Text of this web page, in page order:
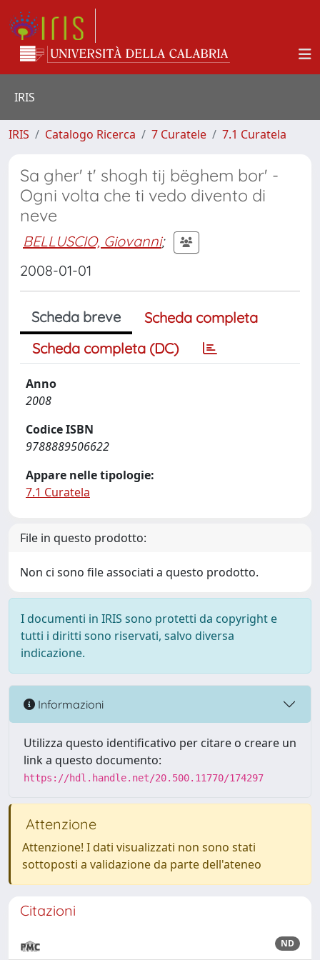
IRIS
IRIS Catalogo Ricerca 7 Curatele 7.1 Curatela
Sa gher' t' shogh tij bëghem bor' -
Ogni volta che ti vedo divento di
neve
BELLUSCIO, Giovanni;
2008-01-01
Scheda breve
Scheda completa
Scheda completa (DC)
Anno
2008
Codice ISBN
9788889506622
Appare nelle tipologie:
7.1 Curatela
File in questo prodotto:
Non ci sono file associati a questo prodotto.
I documenti in IRIS sono protetti da copyright e
tutti i diritti sono riservati, salvo diversa
indicazione.
Informazioni
Utilizza questo identificativo per citare o creare un
link a questo documento:
https://hdl.handle.net/20.500.11770/174297
Attenzione
Attenzione! I dati visualizzati non sono stati
sottoposti a validazione da parte dell'ateneo
Citazioni
ND